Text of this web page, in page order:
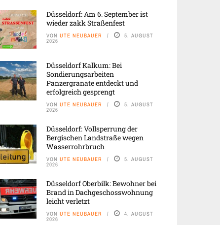
Düsseldorf: Am 6. September ist
wieder zakk Straßenfest
VON UTE NEUBAUER 5. AUGUST
2026
Düsseldorf Kalkum: Bei
Sondierungsarbeiten
Panzergranate entdeckt und
erfolgreich gesprengt
VON UTE NEUBAUER 5. AUGUST
2026
Düsseldorf: Vollsperrung der
Bergischen Landstraße wegen
Wasserrohrbruch
VON UTE NEUBAUER 5. AUGUST
2026
Düsseldorf Oberbilk: Bewohner bei
Brand in Dachgeschosswohnung
leicht verletzt
VON UTE NEUBAUER 4. AUGUST
2026